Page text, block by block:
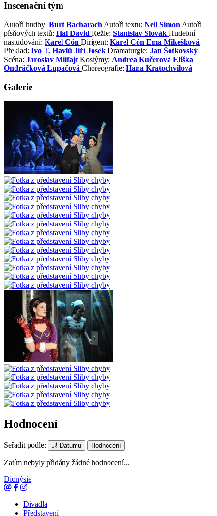
Inscenační tým
Autoři hudby: Burt Bacharach Autoři textu: Neil Simon Autoři
písňových textů: Hal David Režie: Stanislav Slovák Hudební
nastudování: Karel Cón Dirigent: Karel Cón Ema Mikešková
Překlad: Ivo T. Havlů Jiří Josek Dramaturgie: Jan Šotkovský
Scéna: Jaroslav Milfajt Kostýmy: Andrea Kučerová Eliška
Ondráčková Lupačová Choreografie: Hana Kratochvilová
Galerie
Hodnocení
Seřadit podle: Datumu Hodnocení
Zatím nebyly přidány žádné hodnocení...
Dionýsie
Divadla
Představení